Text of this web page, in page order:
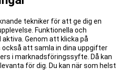
tekniker för att ge dig en
Funktionella och
Genom att klicka på
också att samla in dina uppgifter
i marknadsföringssyfte. Då kan
för dig. Du kan när som helst